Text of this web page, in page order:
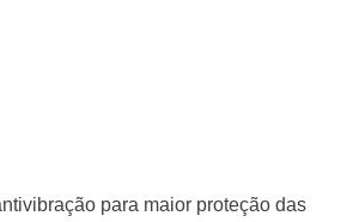
para maior proteção das